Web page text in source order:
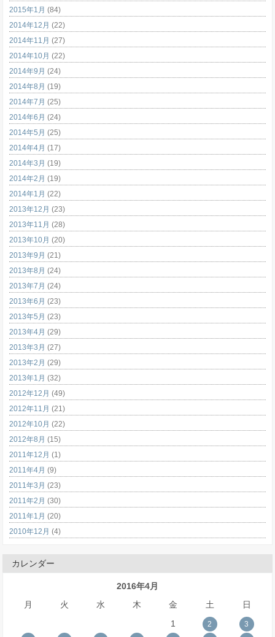
2015年1月 (84)
2014年12月 (22)
2014年11月 (27)
2014年10月 (22)
2014年9月 (24)
2014年8月 (19)
2014年7月 (25)
2014年6月 (24)
2014年5月 (25)
2014年4月 (17)
2014年3月 (19)
2014年2月 (19)
2014年1月 (22)
2013年12月 (23)
2013年11月 (28)
2013年10月 (20)
2013年9月 (21)
2013年8月 (24)
2013年7月 (24)
2013年6月 (23)
2013年5月 (23)
2013年4月 (29)
2013年3月 (27)
2013年2月 (29)
2013年1月 (32)
2012年12月 (49)
2012年11月 (21)
2012年10月 (22)
2012年8月 (15)
2011年12月 (1)
2011年4月 (9)
2011年3月 (23)
2011年2月 (30)
2011年1月 (20)
2010年12月 (4)
カレンダー
2016年4月
月
火 水 木 金 土
日
1
2
3